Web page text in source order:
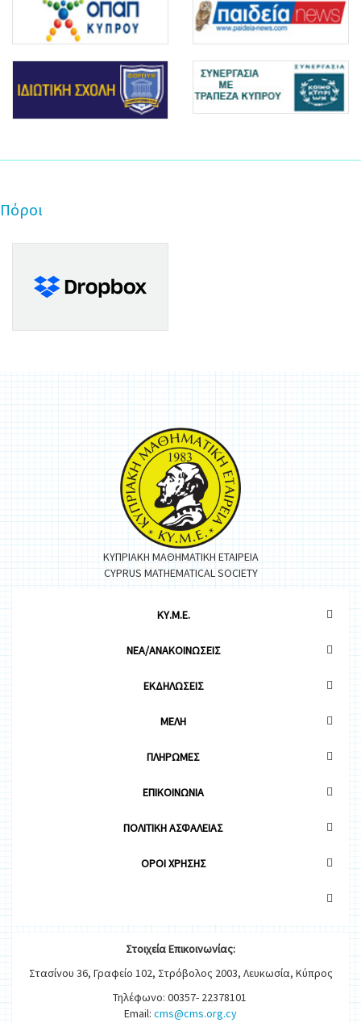
Πόροι
ΚΥΠΡΙΑΚΗ ΜΑΘΗΜΑΤΙΚΗ ΕΤΑΙΡΕΙΑ
CYPRUS MATHEMATICAL SOCIETY
ΚΥ.Μ.Ε.
ΝΕΑ/ΑΝΑΚΟΙΝΩΣΕΙΣ
ΕΚΔΗΛΩΣΕΙΣ
ΜΕΛΗ
ΠΛΗΡΩΜΕΣ
ΕΠΙΚΟΙΝΩΝΙΑ
ΠΟΛΙΤΙΚΗ ΑΣΦΑΛΕΙΑΣ
OΡΟΙ ΧΡΗΣΗΣ
ΣτοιχείαΕπικοινωνίας:
Στασίνου 36, Γραφείο 102, Στρόβολος 2003, Λευκωσία, Κύπρος
Τηλέφωνο: 00357- 22378101
Email: cms@cms.org.cy